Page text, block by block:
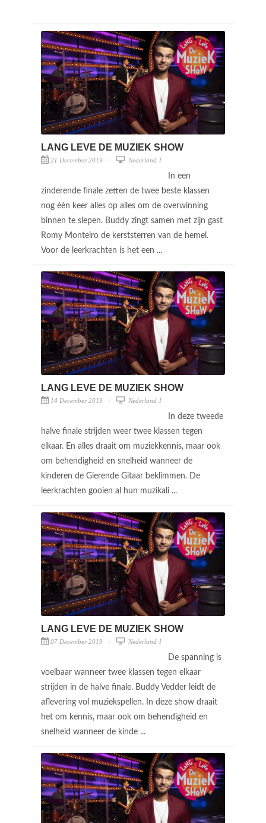
LANG LEVE DE MUZIEK SHOW
21 December 2019 Nederland 1
In een
zinderende finale zetten de twee beste klassen
nog één keer alles op alles om de overwinning
binnen te slepen. Buddy zingt samen met zijn gast
Romy Monteiro de kerststerren van de hemel.
Voor de leerkrachten is het een ...
LANG LEVE DE MUZIEK SHOW
14 December 2019 Nederland 1
In deze tweede
halve finale strijden weer twee klassen tegen
elkaar. En alles draait om muziekkennis, maar ook
om behendigheid en snelheid wanneer de
kinderen de Gierende Gitaar beklimmen. De
leerkrachten gooien al hun muzikali ...
LANG LEVE DE MUZIEK SHOW
07 December 2019 Nederland 1
De spanning is
voelbaar wanneer twee klassen tegen elkaar
strijden in de halve finale. Buddy Vedder leidt de
aflevering vol muziekspellen. In deze show draait
het om kennis, maar ook om behendigheid en
snelheid wanneer de kinde ...